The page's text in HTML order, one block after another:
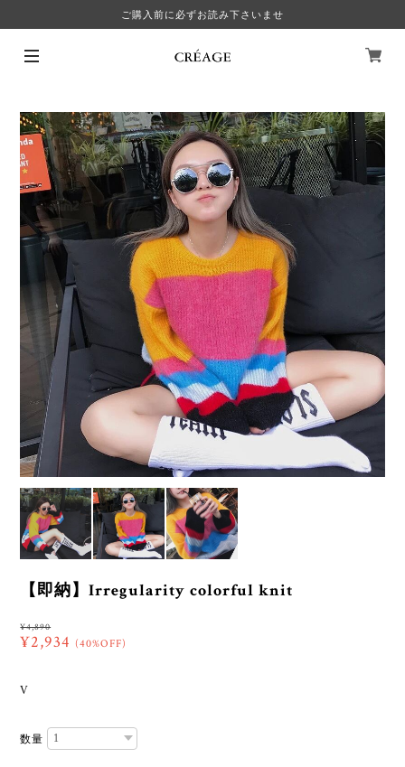
ご購入前に必ずお読み下さいませ
【即納】Irregularity colorful knit
¥4,890
¥2,934 (40%OFF)
V
数量